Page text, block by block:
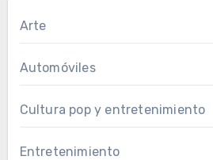
Arte
Automóviles
Cultura pop y entretenimiento
Entretenimiento